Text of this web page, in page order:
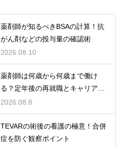
薬剤師が知るべきBSAの計算！抗
がん剤などの投与量の確認術
2026.08.10
薬剤師は何歳から何歳まで働け
る？定年後の再就職とキャリアの
術
2026.08.8
TEVARの術後の看護の極意！合併
症を防ぐ観察ポイント